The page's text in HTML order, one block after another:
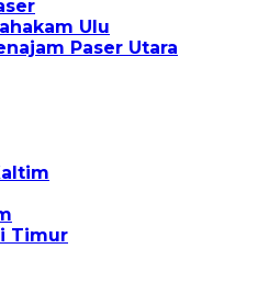
Ulu
Paser Utara
Timur